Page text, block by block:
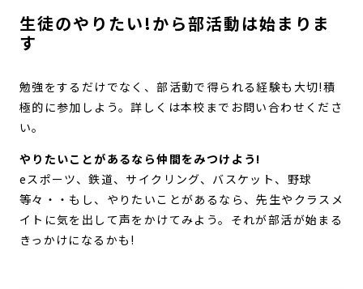
生徒のやりたい!から部活動は始まりま
す
勉強をするだけでなく、部活動で得られる経験も大切!積
極的に参加しよう。詳しくは本校までお問い合わせくださ
い。
やりたいことがあるなら仲間をみつけよう!
eスポーツ、鉄道、サイクリング、バスケット、野球
等々・・もし、やりたいことがあるなら、先生やクラスメ
イトに気を出して声をかけてみよう。それが部活が始まる
きっかけになるかも!